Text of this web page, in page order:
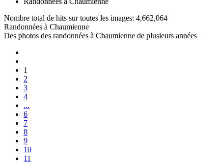
Nombre total de hits sur toutes les images: 4,662,064
Randonnées à Chaumienne
Des photos des randonnées à Chaumienne de plusieurs années
1
2
3
4
...
6
7
8
9
10
11